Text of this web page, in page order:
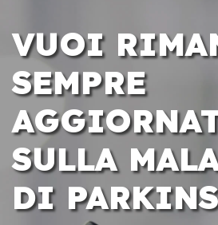
VUOI
SEMPRE
SULLA
DI